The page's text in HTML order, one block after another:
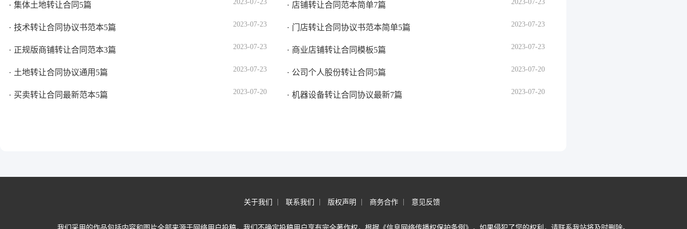
集体土地转让合同5篇 2023-07-23 店铺转让合同范本简单7篇 2023-07-23
技术转让合同协议书范本5篇 2023-07-23 门店转让合同协议书范本简单5篇 2023-07-23
正规版商铺转让合同范本3篇 2023-07-23 商业店铺转让合同模板5篇 2023-07-23
土地转让合同协议通用5篇 2023-07-23 公司个人股份转让合同5篇 2023-07-20
买卖转让合同最新范本5篇 2023-07-20 机器设备转让合同协议最新7篇 2023-07-20
关于我们 联系我们 版权声明 商务合作 意见反馈